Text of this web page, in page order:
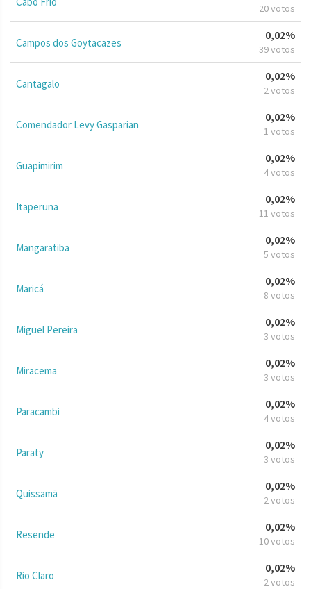
20 votos
Campos dos Goytacazes
0,02%
39 votos
Cantagalo
0,02%
2 votos
Comendador Levy Gasparian
0,02%
1 votos
Guapimirim
0,02%
4 votos
Itaperuna
0,02%
11 votos
Mangaratiba
0,02%
5 votos
Maricá
0,02%
8 votos
Miguel Pereira
0,02%
3 votos
Miracema
0,02%
3 votos
Paracambi
0,02%
4 votos
Paraty
0,02%
3 votos
Quissamã
0,02%
2 votos
Resende
0,02%
10 votos
Rio Claro
0,02%
2 votos